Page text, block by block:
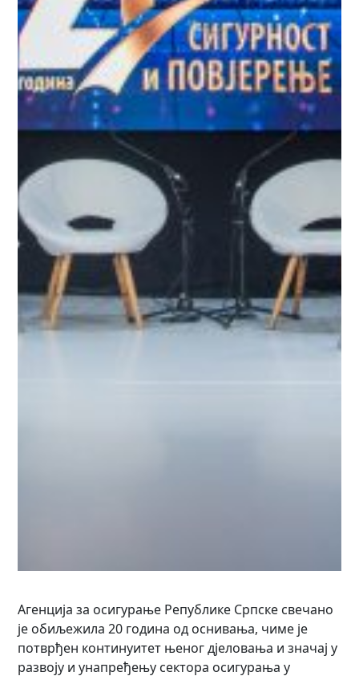
Агенција за осигурање Републике Српске свечано
је обиљежила 20 година од оснивања, чиме је
потврђен континуитет њеног дјеловања и значај у
развоју и унапређењу сектора осигурања у